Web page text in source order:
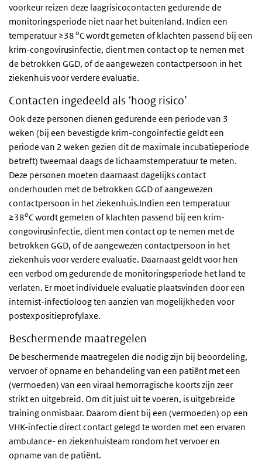
voorkeur reizen deze laagrisicocontacten gedurende de
monitoringsperiode niet naar het buitenland. Indien een
temperatuur ≥38oC wordt gemeten of klachten passend bij een
krim-congovirusinfectie, dient men contact op te nemen met
de betrokken GGD, of de aangewezen contactpersoon in het
ziekenhuis voor verdere evaluatie.
Contacten ingedeeld als ‘hoog risico’
Ook deze personen dienen gedurende een periode van 3
weken (bij een bevestigde krim-congoinfectie geldt een
periode van 2 weken gezien dit de maximale incubatieperiode
betreft) tweemaal daags de lichaamstemperatuur te meten.
Deze personen moeten daarnaast dagelijks contact
onderhouden met de betrokken GGD of aangewezen
contactpersoon in het ziekenhuis.Indien een temperatuur
≥38oC wordt gemeten of klachten passend bij een krim-
congovirusinfectie, dient men contact op te nemen met de
betrokken GGD, of de aangewezen contactpersoon in het
ziekenhuis voor verdere evaluatie. Daarnaast geldt voor hen
een verbod om gedurende de monitoringsperiode het land te
verlaten. Er moet individuele evaluatie plaatsvinden door een
internist-infectioloog ten aanzien van mogelijkheden voor
postexpositieprofylaxe.
Beschermende maatregelen
De beschermende maatregelen die nodig zijn bij beoordeling,
vervoer of opname en behandeling van een patiënt met een
(vermoeden) van een viraal hemorragische koorts zijn zeer
strikt en uitgebreid. Om dit juist uit te voeren, is uitgebreide
training onmisbaar. Daarom dient bij een (vermoeden) op een
VHK-infectie direct contact gelegd te worden met een ervaren
ambulance- en ziekenhuisteam rondom het vervoer en
opname van de patiënt.